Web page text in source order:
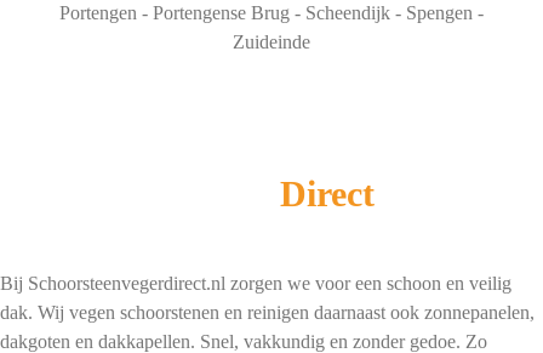
Portengen - Portengense Brug - Scheendijk - Spengen -
Zuideinde
Direct
Bij Schoorsteenvegerdirect.nl zorgen we voor een schoon en veilig
dak. Wij vegen schoorstenen en reinigen daarnaast ook zonnepanelen,
dakgoten en dakkapellen. Snel, vakkundig en zonder gedoe. Zo